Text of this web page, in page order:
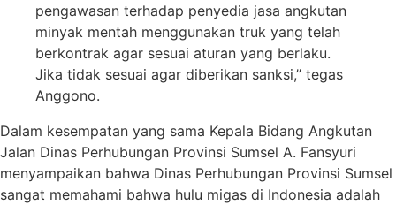
pengawasan terhadap penyedia jasa angkutan
minyak mentah menggunakan truk yang telah
berkontrak agar sesuai aturan yang berlaku.
Jika tidak sesuai agar diberikan sanksi,” tegas
Anggono.
Dalam kesempatan yang sama Kepala Bidang Angkutan
Jalan Dinas Perhubungan Provinsi Sumsel A. Fansyuri
menyampaikan bahwa Dinas Perhubungan Provinsi Sumsel
sangat memahami bahwa hulu migas di Indonesia adalah